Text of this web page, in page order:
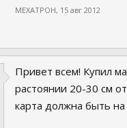
MEXATPOH, 15 авг 2012
Привет всем! Купил
растоянии 20-30 см
карта должна быть